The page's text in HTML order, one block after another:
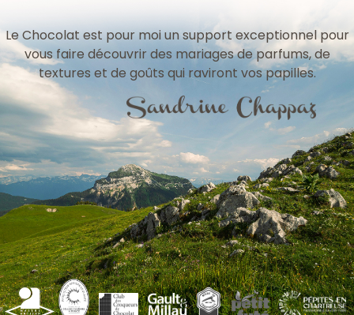
Le Chocolat est pour moi un support exceptionnel pour
vous faire découvrir des mariages de parfums, de
textures et de goûts qui raviront vos papilles.